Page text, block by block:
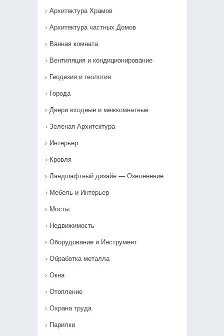
Архитектура Храмов
Архитектура частных Домов
Ванная комната
Вентиляция и кондиционирование
Геодезия и геология
Города
Двери входные и межкомнатные
Зеленая Архитектура
Интерьер
Кровля
Ландшафтный дизайн — Озеленение‎
Мебель и Интерьер
Мосты
Недвижимость
Оборудование и Инструмент
Обработка металла
Окна
Отопление
Охрана труда
Парилки